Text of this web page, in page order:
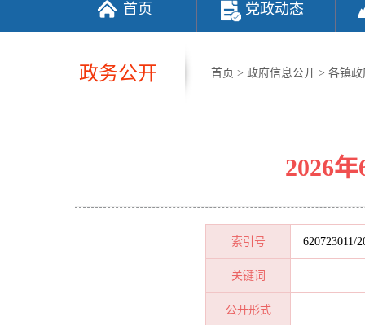
首页 党政动态
政务公开 首页 > 政府信息公开 > 各镇
2026
索引号 620723011/
关键词
公开形式